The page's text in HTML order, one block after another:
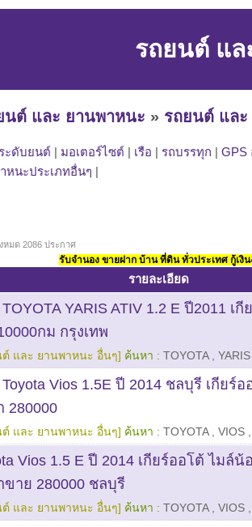
รถยนต์ แ
นต์ และ ยานพาหนะ » รถยนต์ แล
ะดับยนต์ | มอเตอร์ไซต์ | เรือ | รถบรรทุก | GPS
หนะประเภทอื่นๆ |
หมด 2086 ประกาศ
รับจำนอง ขายฝาก บ้าน ที่ดิน ทั่วประเทศ กู้เงิ
รายละเอียด
YARIS ATIV 1.2 E ปี2011 เกี
กม กรุงเทพ
ต์ และ ยานพาหนะ อื่นๆ] ค้นหา : TOYOTA,
Vios 1.5E ปี 2014 ชลบุรี เกียร์
280000
ต์ และ ยานพาหนะ อื่นๆ] ค้นหา : TOYOTA, VIOS
Vios 1.5 E ปี 2014 เกียร์ออโต้ ไมล์น้
ขาย 280000 ชลบุรี
ต์ และ ยานพาหนะ อื่นๆ] ค้นหา : TOYOTA, VIOS